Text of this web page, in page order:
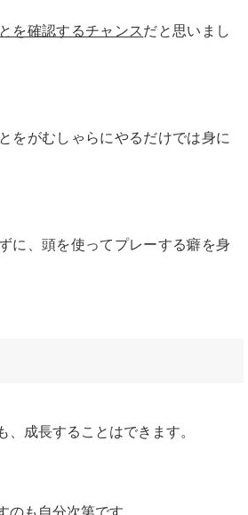
を確認するチャンスだと思いまし
をがむしゃらにやるだけでは身に
に、頭を使ってプレーする癖を身
、成長することはできます。
のも自分次第です。